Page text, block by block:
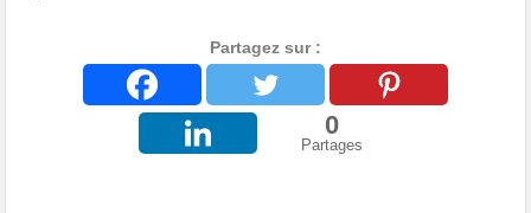
Partagez sur :
0
Partages